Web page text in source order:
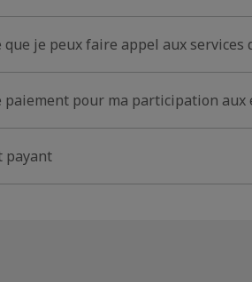
que je peux faire appel aux
pour ma participation aux
payant